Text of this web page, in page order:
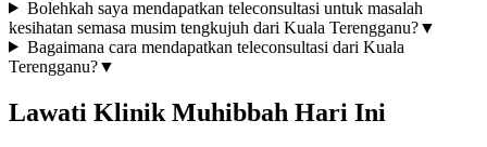
Bolehkah saya mendapatkan teleconsultasi untuk masalah
kesihatan semasa musim tengkujuh dari Kuala Terengganu?▼
Bagaimana cara mendapatkan teleconsultasi dari Kuala
Terengganu?▼
Lawati Klinik Muhibbah Hari Ini